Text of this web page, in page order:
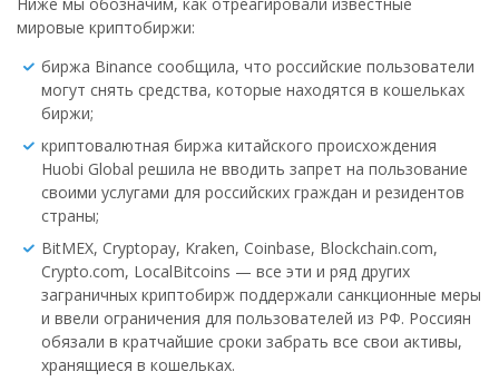
мировые криптобиржи:
биржа Binance сообщила, что российские пользователи
могут снять средства, которые находятся в кошельках
биржи;
криптовалютная биржа китайского происхождения
Huobi Global решила не вводить запрет на пользование
своими услугами для российских граждан и резидентов
страны;
BitMEX, Cryptopay, Kraken, Coinbase, Blockchain.com,
Crypto.com, LocalBitcoins — все эти и ряд других
заграничных криптобирж поддержали санкционные меры
и ввели ограничения для пользователей из РФ. Россиян
обязали в кратчайшие сроки забрать все свои активы,
хранящиеся в кошельках.